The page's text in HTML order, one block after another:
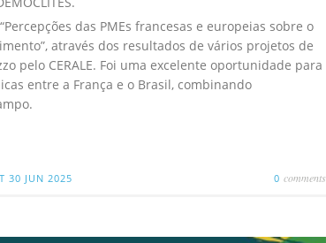
das PMEs francesas e europeias sobre o
através dos resultados de vários projetos de
pelo CERALE. Foi uma excelente oportunidade para
entre a França e o Brasil, combinando
30 JUN 2025 0 comments